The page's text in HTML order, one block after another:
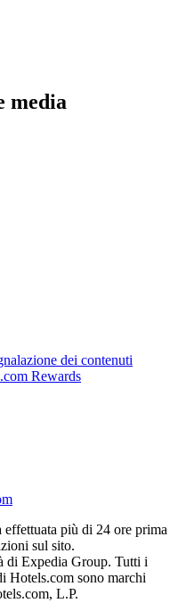
media
dei contenuti
Rewards
più di 24 ore prima
sul sito.
di Expedia Group. Tutti i
Hotels.com sono marchi
L.P.